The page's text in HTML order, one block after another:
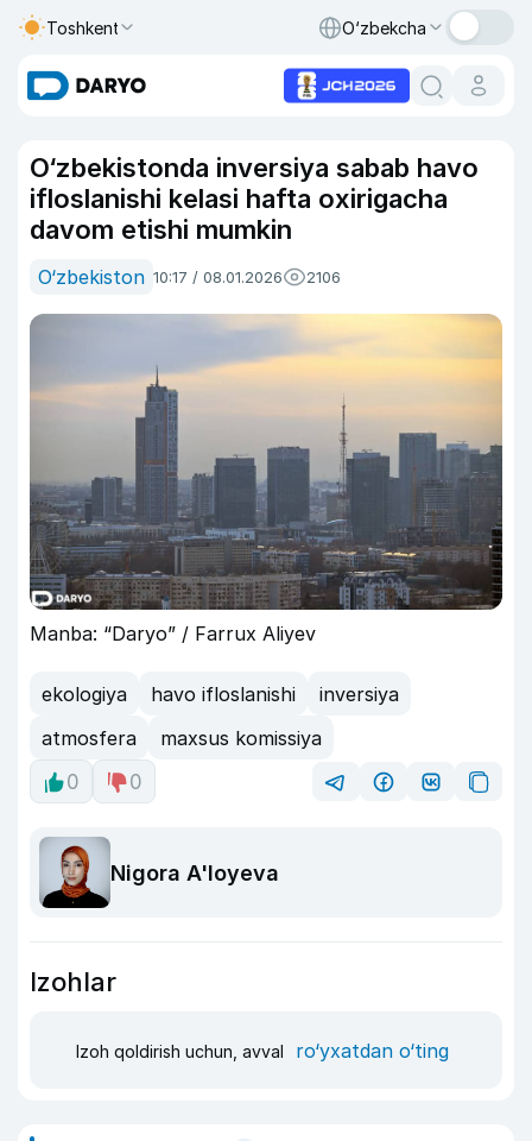
Toshkent O‘zbekcha
O‘zbekistonda inversiya sabab havo
ifloslanishi kelasi hafta oxirigacha
davom etishi mumkin
O‘zbekiston 10:17 / 08.01.2026 2106
Manba: “Daryo” / Farrux Aliyev
ekologiya havo ifloslanishi
inversiya
atmosfera
maxsus komissiya
0
0
Nigora A'loyeva
Izohlar
Izoh qoldirish uchun, avval ro‘yxatdan o‘ting